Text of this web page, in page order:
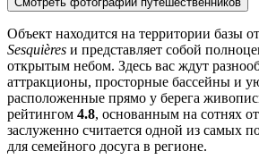
Объект находится на территории базы
Sesquières и представляет собой
открытым небом. Здесь вас ждут
аттракционы, просторные бассейны и
расположенные прямо у берега
рейтингом 4.8, основанным на сотнях
заслуженно считается одной из самых
для семейного досуга в регионе.